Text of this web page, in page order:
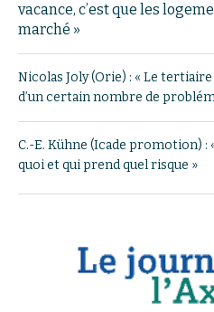
vacance, c’est que les
marché »
Nicolas Joly (Orie) : « Le
d’un certain nombre de
C.-E. Kühne (Icade promotion) :
quoi et qui prend quel risque »